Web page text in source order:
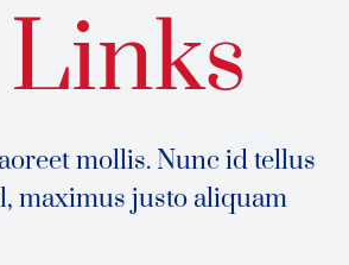
mollis. Nunc id tellus
maximus justo aliquam